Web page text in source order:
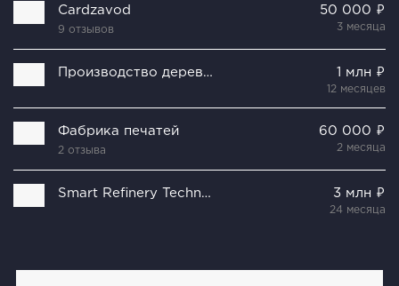
Cardzavod
9 отзывов
50 000 ₽
3 месяца
Производство деревянных столовых приборов 1 млн ₽
12 месяцев
Фабрика печатей
2 отзыва
60 000 ₽
2 месяца
Smart Refinery Technologies Group 3 млн ₽
24 месяца